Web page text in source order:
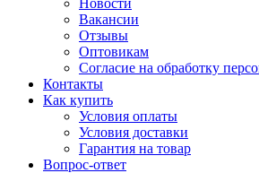
Новости
Вакансии
Отзывы
Оптовикам
Cогласие на обработку
Контакты
Как купить
Условия оплаты
Условия доставки
Гарантия на товар
Вопрос-ответ